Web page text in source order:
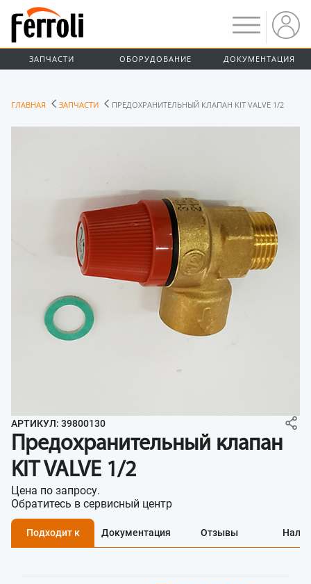
ЗАПЧАСТИ ОБОРУДОВАНИЕ ДОКУМЕНТАЦИЯ
ГЛАВНАЯ ЗАПЧАСТИ ПРЕДОХРАНИТЕЛЬНЫЙ КЛАПАН KIT VALVE 1/2
АРТИКУЛ: 39800130
Предохранительный клапан
KIT VALVE 1/2
Цена по запросу.
Обратитесь в сервисный центр
Подходит к Документация Отзывы